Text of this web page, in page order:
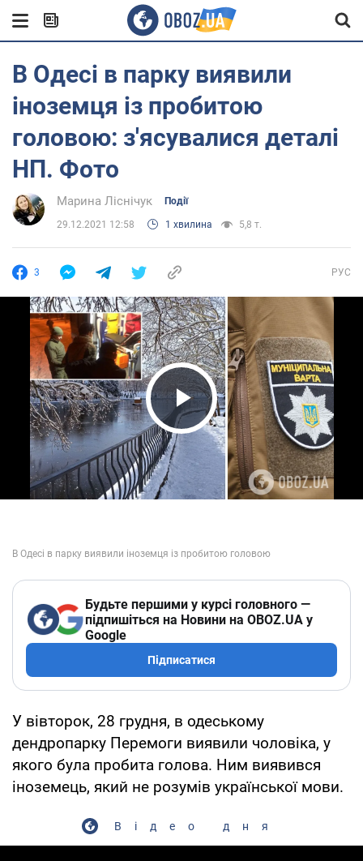
В Одесі в парку виявили
іноземця із пробитою
головою: з'ясувалися деталі
НП. Фото
Марина Ліснічук Події
29.12.2021 12:58 1 хвилина 5,8 т.
3 РУС
Play Video
Будьте першими у курсі головного —
підпишіться на Новини на OBOZ.UA у
Google
Підписатися
У вівторок, 28 грудня, в одеському
дендропарку Перемоги виявили чоловіка, у
якого була пробита голова. Ним виявився
іноземець, який не розумів української мови.
Відео дня